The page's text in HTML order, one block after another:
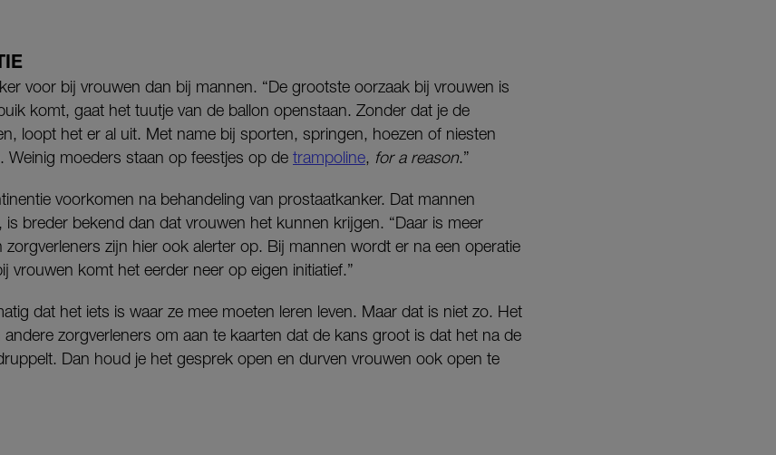
voor bij vrouwen dan bij mannen. “De grootste oorzaak bij vrouwen is
komt, gaat het tuutje van de ballon openstaan. Zonder dat je de
loopt het er al uit. Met name bij sporten, springen, hoezen of niesten
Weinig moeders staan op feestjes op de trampoline, for a reason.”
voorkomen na behandeling van prostaatkanker. Dat mannen
is breder bekend dan dat vrouwen het kunnen krijgen. “Daar is meer
zijn hier ook alerter op. Bij mannen wordt er na een operatie
vrouwen komt het eerder neer op eigen initiatief.”
dat het iets is waar ze mee moeten leren leven. Maar dat is niet zo. Het
zorgverleners om aan te kaarten dat de kans groot is dat het na de
Dan houd je het gesprek open en durven vrouwen ook open te